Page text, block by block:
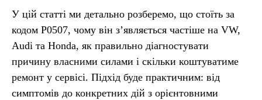
У цій статті ми детально розберемо, що стоїть за
кодом P0507, чому він з’являється частіше на VW,
Audi та Honda, як правильно діагностувати
причину власними силами і скільки коштуватиме
ремонт у сервісі. Підхід буде практичним: від
симптомів до конкретних дій з орієнтовними